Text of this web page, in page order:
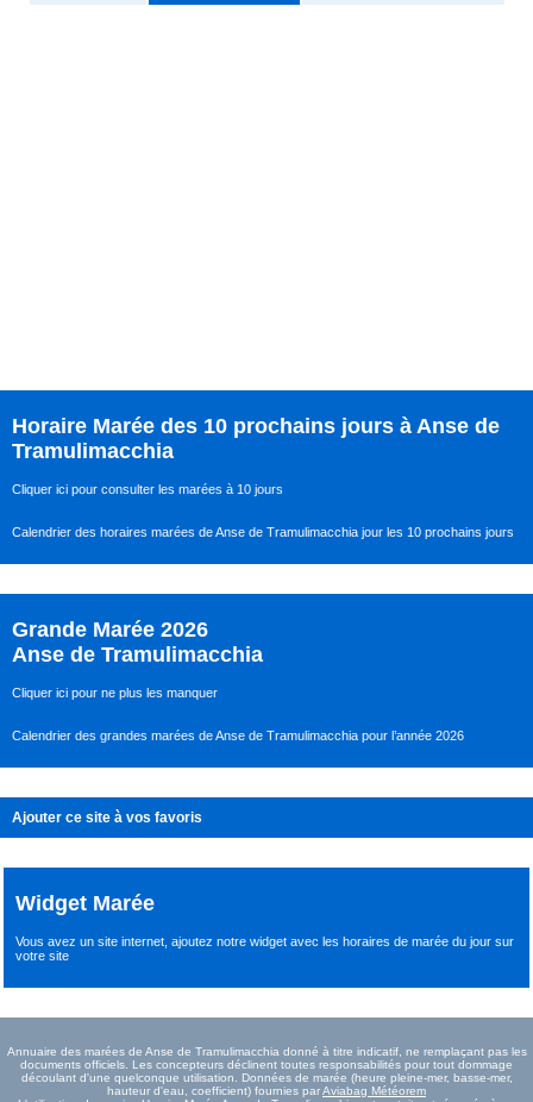
Horaire Marée des 10 prochains jours à Anse de
Tramulimacchia
Cliquer ici pour consulter les marées à 10 jours
Calendrier des horaires marées de Anse de Tramulimacchia jour les 10 prochains jours
Grande Marée 2026
Anse de Tramulimacchia
Cliquer ici pour ne plus les manquer
Calendrier des grandes marées de Anse de Tramulimacchia pour l’année 2026
Ajouter ce site à vos favoris
Widget Marée
Vous avez un site internet,ajoutez notre widget avec les horaires de marée du joursur
votre site
Annuaire des marées de Anse de Tramulimacchia donné à titre indicatif, ne remplaçant pas les
documents officiels. Les concepteurs déclinent toutes responsabilités pour tout dommage
découlant d'une quelconque utilisation. Données de marée (heure pleine-mer, basse-mer,
hauteur d'eau, coefficient) fournies parAviabag Météorem